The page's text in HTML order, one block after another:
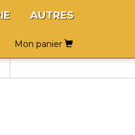
AUTRES
Mon panier